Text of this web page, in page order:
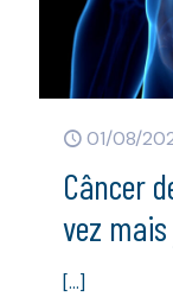
01/08/
Câncer
vez
[…]